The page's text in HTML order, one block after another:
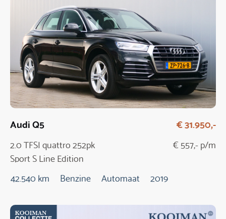
Audi Q5
2.0 TFSI quattro 252pk
Sport S Line Edition
Automaat
€ 31.950,-
€ 557,- p/m
42.540 km Benzine Automaat 2019